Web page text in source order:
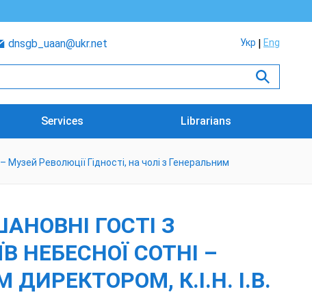
dnsgb_uaan@ukr.net Укр Eng
Services Librarians
Музей Революції Гідності, на чолі з Генеральним
ГОСТІ З
НЕБЕСНОЇ СОТНІ –
ДИРЕКТОРОМ, К.І.Н. І.В.